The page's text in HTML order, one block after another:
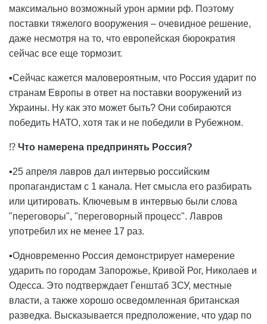
максимально возможный урон армии рф. Поэтому
поставки тяжелого вооружения – очевидное решение,
даже несмотря на то, что европейская бюрократия
сейчас все еще тормозит.
▪️Сейчас кажется маловероятным, что Россия ударит по
странам Европы в ответ на поставки вооружений из
Украины. Ну как это может быть? Они собираются
победить НАТО, хотя так и не победили в Рубежном.
⁉️ Что намерена предпринять Россия?
▪️25 апреля лавров дал интервью российским
пропагандистам с 1 канала. Нет смысла его разбирать
или цитировать. Ключевым в интервью были слова
"переговоры", "переговорный процесс". Лавров
употребил их не менее 17 раз.
▪️Одновременно Россия демонстрирует намерение
ударить по городам Запорожье, Кривой Рог, Николаев и
Одесса. Это подтверждает Генштаб ЗСУ, местные
власти, а также хорошо осведомленная британская
разведка. Высказывается предположение, что удар по